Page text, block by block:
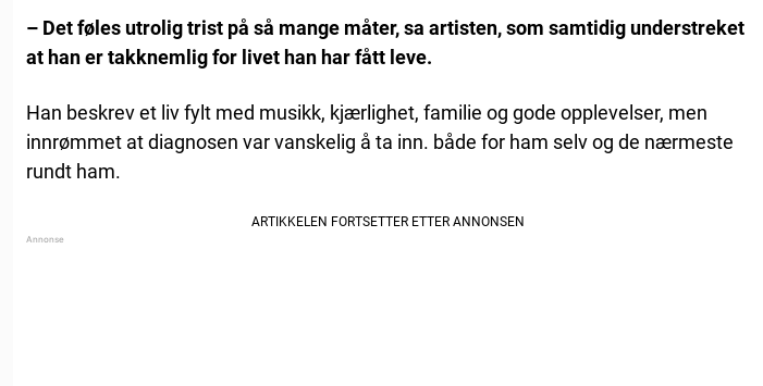
– Det føles utrolig trist på så mange måter, sa artisten, som samtidig understreket
at han er takknemlig for livet han har fått leve.
Han beskrev et liv fylt med musikk, kjærlighet, familie og gode opplevelser, men
innrømmet at diagnosen var vanskelig å ta inn. både for ham selv og de nærmeste
rundt ham.